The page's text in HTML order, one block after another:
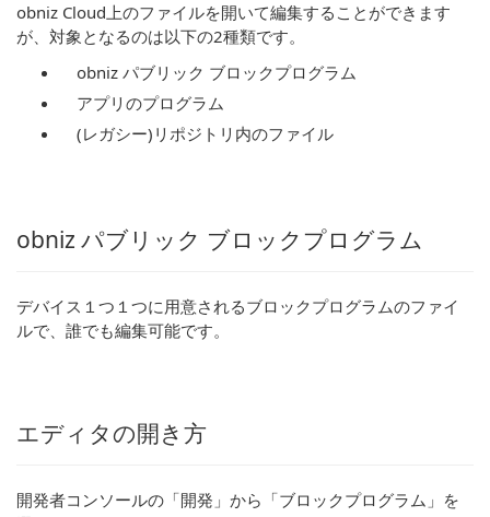
obniz Cloud上のファイルを開いて編集することができます
が、対象となるのは以下の2種類です。
obniz パブリック ブロックプログラム
アプリのプログラム
(レガシー)リポジトリ内のファイル
obniz パブリック ブロックプログラム
デバイス１つ１つに用意されるブロックプログラムのファイ
ルで、誰でも編集可能です。
エディタの開き方
開発者コンソールの「開発」から「ブロックプログラム」を